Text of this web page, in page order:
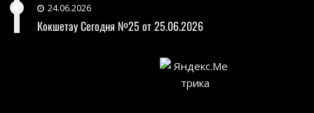
24.06.2026
Кокшетау Сегодня №25 от 25.06.2026